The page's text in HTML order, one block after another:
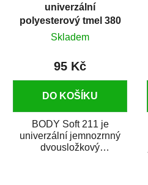
univerzální
polyesterový tmel 380
g
Skladem
95 Kč
DO KOŠÍKU
BODY Soft 211 je
univerzální jemnozrnný
dvousložkový